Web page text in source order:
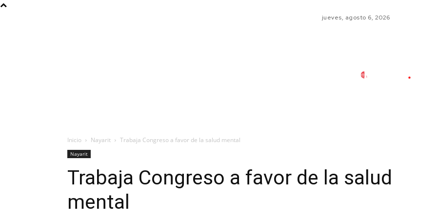
jueves, agosto 6, 2026
Inicio Nayarit Trabaja Congreso a favor de la salud mental
Nayarit
Trabaja Congreso a favor de la salud
mental